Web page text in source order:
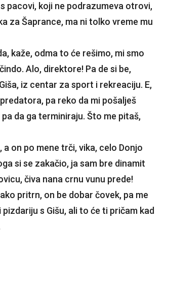
pacovi, koji ne podrazumeva otrovi,
za Šaprance, ma ni tolko vreme mu
kaže, odma to će rešimo, mi smo
Alo, direktore! Pa de si be,
iz centar za sport i rekreaciju. E,
pa reko da mi pošalješ
da ga terminiraju. Što me pitaš,
on po mene trči, vika, celo Donjo
si se zakačio, ja sam bre dinamit
čiva nana crnu vunu prede!
pritrn, on be dobar čovek, pa me
s Gišu, ali to će ti pričam kad